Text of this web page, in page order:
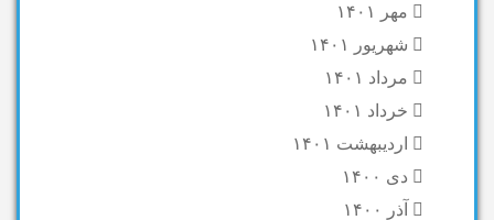
مهر ۱۴۰۱
شهریور ۱۴۰۱
مرداد ۱۴۰۱
خرداد ۱۴۰۱
اردیبهشت ۱۴۰۱
دی ۱۴۰۰
آذر ۱۴۰۰